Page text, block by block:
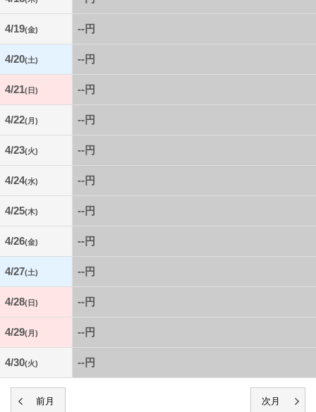
4/19(金) --円
4/20(土) --円
4/21(日) --円
4/22(月) --円
4/23(火) --円
4/24(水) --円
4/25(木) --円
4/26(金) --円
4/27(土) --円
4/28(日) --円
4/29(月) --円
4/30(火) --円